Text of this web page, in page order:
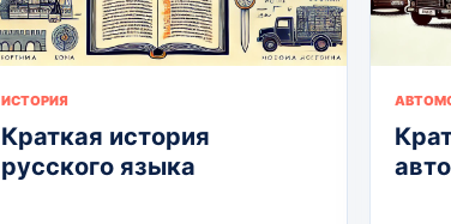
ИСТОРИЯ
Краткая история
русского языка